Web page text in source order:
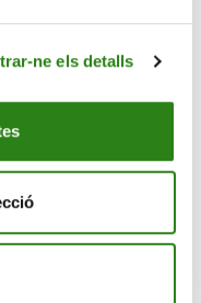
ne els detalls
des del
resilients fins i
de l’USD en un